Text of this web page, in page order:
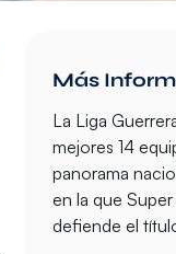
Más
La Liga
mejores 14
panorama
en la que
defiende el